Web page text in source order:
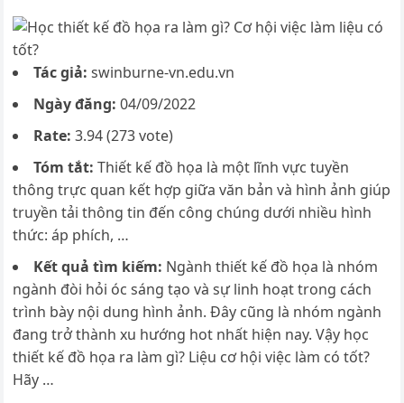
Tác giả: swinburne-vn.edu.vn
Ngày đăng: 04/09/2022
Rate: 3.94 (273 vote)
Tóm tắt: Thiết kế đồ họa là một lĩnh vực tuyền
thông trực quan kết hợp giữa văn bản và hình ảnh giúp
truyền tải thông tin đến công chúng dưới nhiều hình
thức: áp phích, …
Kết quả tìm kiếm: Ngành thiết kế đồ họa là nhóm
ngành đòi hỏi óc sáng tạo và sự linh hoạt trong cách
trình bày nội dung hình ảnh. Đây cũng là nhóm ngành
đang trở thành xu hướng hot nhất hiện nay. Vậy học
thiết kế đồ họa ra làm gì? Liệu cơ hội việc làm có tốt?
Hãy …